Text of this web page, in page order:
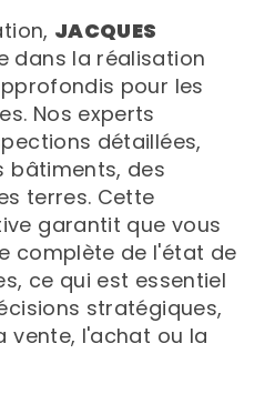
JACQUES
dans la réalisation
pour les
Nos experts
détaillées,
bâtiments, des
terres. Cette
garantit que vous
complète de l'état de
ce qui est essentiel
stratégiques,
vente, l'achat ou la